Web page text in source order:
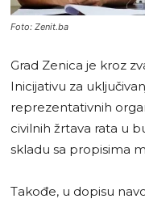
Foto: Zenit.ba
Grad Zenica je kroz
Inicijativu za
reprezentativnih
civilnih žrtava rata u
skladu sa propisima
Takođe, u dopisu